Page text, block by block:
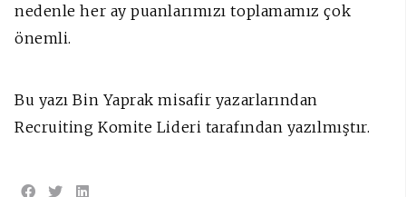
nedenle her ay puanlarımızı toplamamız çok
önemli.
Bu yazı Bin Yaprak misafir yazarlarından
Recruiting Komite Lideri tarafından yazılmıştır.